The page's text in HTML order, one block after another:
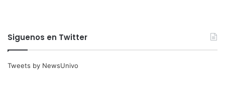
Siguenos en Twitter
Tweets by NewsUnivo